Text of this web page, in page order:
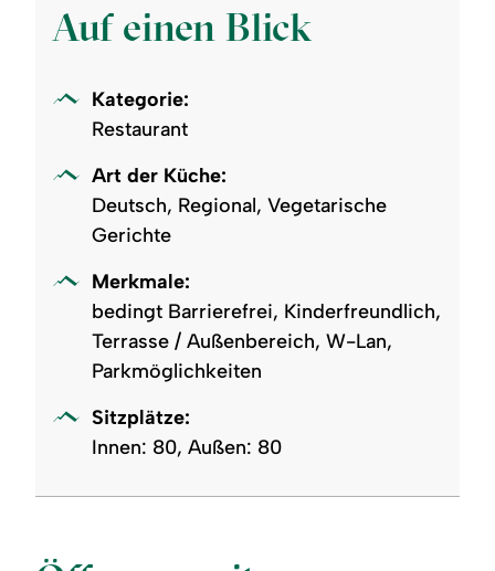
Auf einen Blick
Kategorie:
Restaurant
Art der Küche:
Deutsch, Regional, Vegetarische
Gerichte
Merkmale:
bedingt Barrierefrei, Kinderfreundlich,
Terrasse / Außenbereich, W-Lan,
Parkmöglichkeiten
Sitzplätze:
Innen: 80, Außen: 80